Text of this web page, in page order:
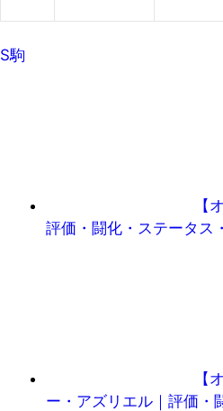
S駒
【
評価・闘化・ステータス
【
ー・アズリエル｜評価・